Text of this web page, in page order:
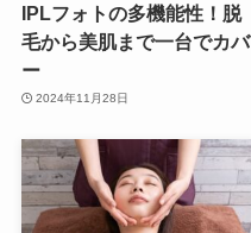
IPLフォトの多機能性！脱
毛から美肌まで一台でカバ
ー
2024年11月28日